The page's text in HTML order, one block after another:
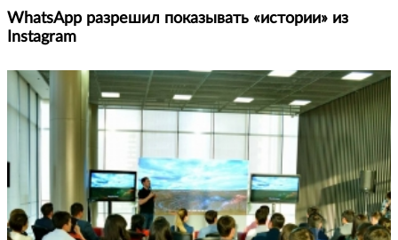
WhatsApp разрешил показывать «истории» из
Instagram